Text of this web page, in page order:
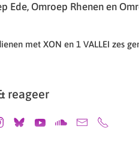
Ede, Omroep Rhenen en
met XON en 1 VALLEI zes
reageer